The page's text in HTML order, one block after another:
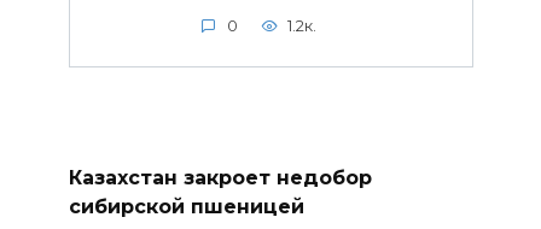
0 1.2к.
Казахстан закроет недобор
сибирской пшеницей